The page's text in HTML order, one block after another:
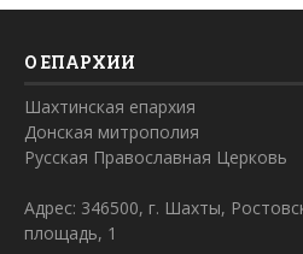
О ЕПАРХИИ
Шахтинская епархия
Донская митрополия
Русская Православная Церковь
Адрес: 346500, г. Шахты,
площадь, 1